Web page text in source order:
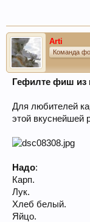
Arti
Команда
Гефилте фиш из
Для любителей
этой вкуснейшей
Надо:
Карп.
Лук.
Хлеб белый.
Яйцо.